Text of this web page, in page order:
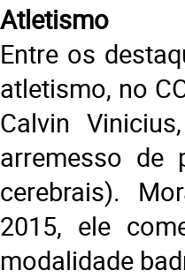
Atletismo
Entre os
atletismo, no
Calvin
arremesso de
cerebrais).
2015, ele
modalidade